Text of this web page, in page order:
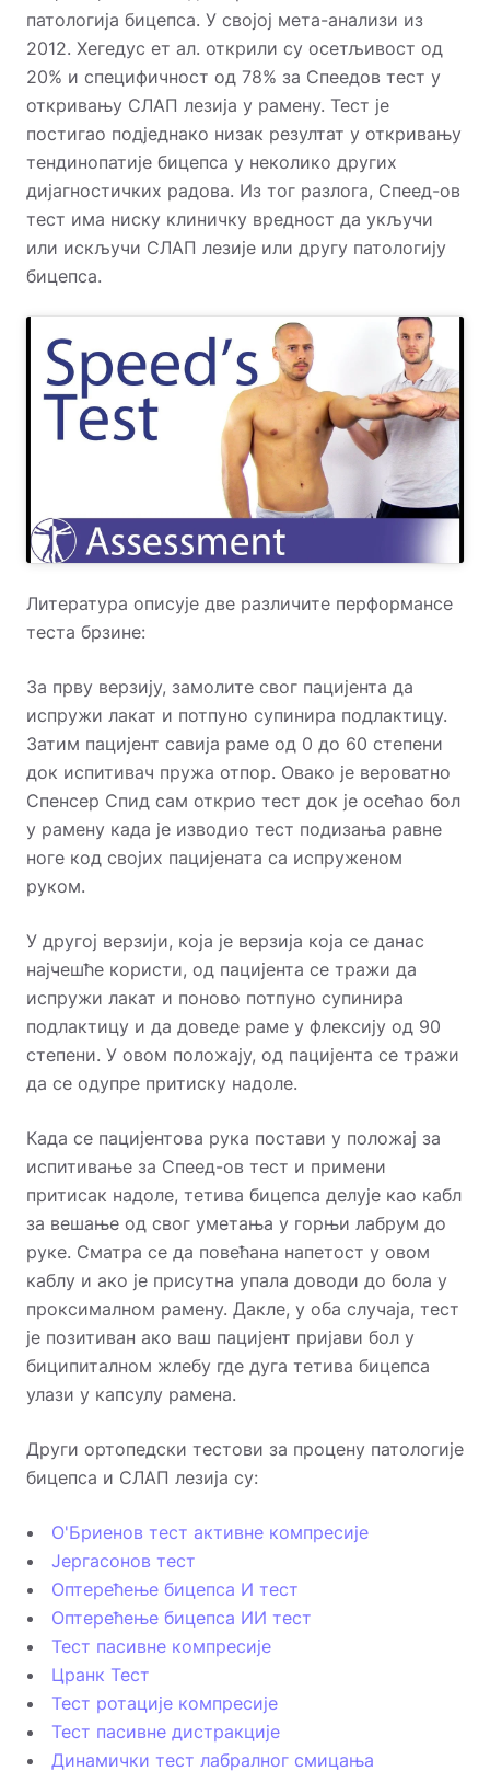
патологија бицепса. У својој мета-анализи из
2012. Хегедус ет ал. открили су осетљивост од
20% и специфичност од 78% за Спеедов тест у
откривању СЛАП лезија у рамену. Тест је
постигао подједнако низак резултат у откривању
тендинопатије бицепса у неколико других
дијагностичких радова. Из тог разлога, Спеед-ов
тест има ниску клиничку вредност да укључи
или искључи СЛАП лезије или другу патологију
бицепса.
Литература описује две различите перформансе
теста брзине:
За прву верзију, замолите свог пацијента да
испружи лакат и потпуно супинира подлактицу.
Затим пацијент савија раме од 0 до 60 степени
док испитивач пружа отпор. Овако је вероватно
Спенсер Спид сам открио тест док је осећао бол
у рамену када је изводио тест подизања равне
ноге код својих пацијената са испруженом
руком.
У другој верзији, која је верзија која се данас
најчешће користи, од пацијента се тражи да
испружи лакат и поново потпуно супинира
подлактицу и да доведе раме у флексију од 90
степени. У овом положају, од пацијента се тражи
да се одупре притиску надоле.
Када се пацијентова рука постави у положај за
испитивање за Спеед-ов тест и примени
притисак надоле, тетива бицепса делује као кабл
за вешање од свог уметања у горњи лабрум до
руке. Сматра се да повећана напетост у овом
каблу и ако је присутна упала доводи до бола у
проксималном рамену. Дакле, у оба случаја, тест
је позитиван ако ваш пацијент пријави бол у
биципиталном жлебу где дуга тетива бицепса
улази у капсулу рамена.
Други ортопедски тестови за процену патологије
бицепса и СЛАП лезија су:
О'Бриенов тест активне компресије
Јергасонов тест
Оптерећење бицепса И тест
Оптерећење бицепса ИИ тест
Тест пасивне компресије
Цранк Тест
Тест ротације компресије
Тест пасивне дистракције
Динамички тест лабралног смицања